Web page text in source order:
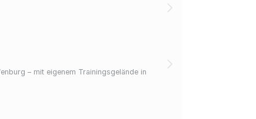
– mit eigenem Trainingsgelände in